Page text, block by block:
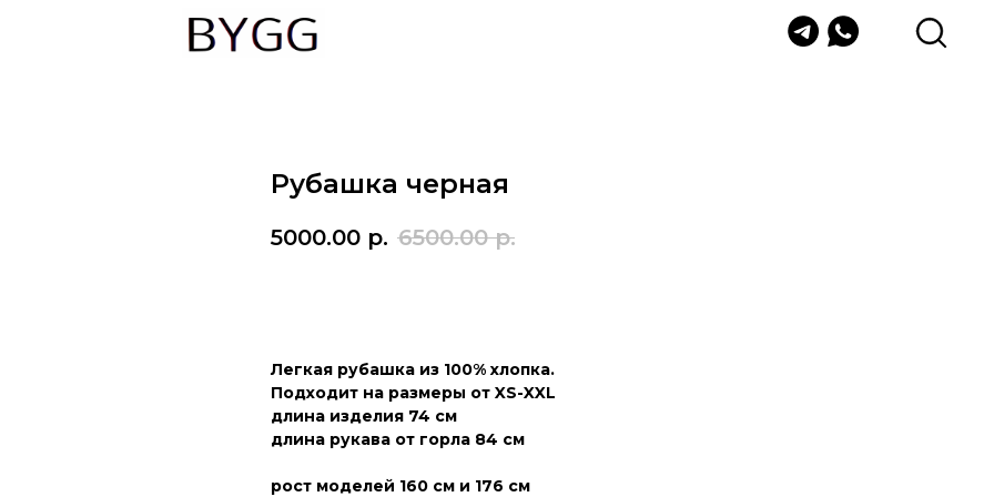
Рубашка черная
5000.00 р. 6500.00 р.
Легкая рубашка из 100% хлопка.
Подходит на размеры от XS-XXL
длина изделия 74 см
длина рукава от горла 84 см
рост моделей 160 см и 176 см